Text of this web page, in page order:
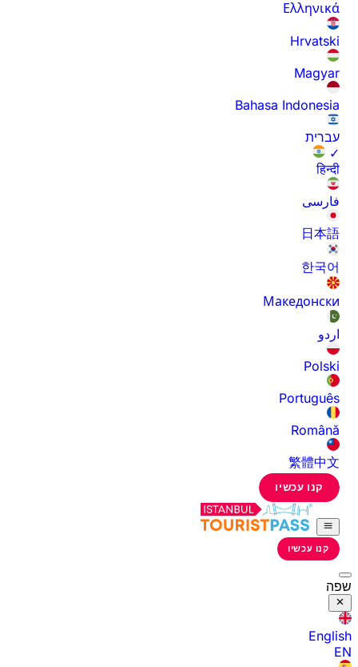
Ελληνικά
Hrvatski
Magyar
Bahasa Indonesia
עברית
✓
हिन्दी
فارسی
日本語
한국어
Македонски
اردو
Polski
Português
Română
繁體中文
קנו עכשיו
קנו עכשיו
שפה
English
EN